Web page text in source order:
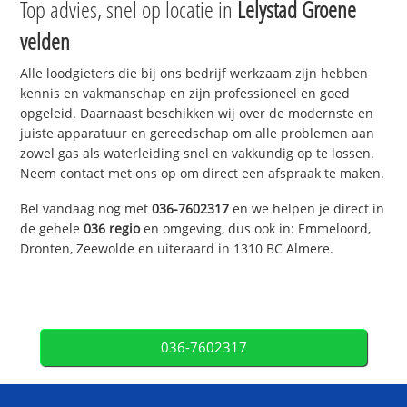
Top advies, snel op locatie in Lelystad Groene
velden
Alle loodgieters die bij ons bedrijf werkzaam zijn hebben
kennis en vakmanschap en zijn professioneel en goed
opgeleid. Daarnaast beschikken wij over de modernste en
juiste apparatuur en gereedschap om alle problemen aan
zowel gas als waterleiding snel en vakkundig op te lossen.
Neem contact met ons op om direct een afspraak te maken.
Bel vandaag nog met036-7602317 en we helpen je direct in
de gehele036 regioen omgeving, dus ook in: Emmeloord,
Dronten, Zeewolde en uiteraard in 1310 BC Almere.
036-7602317